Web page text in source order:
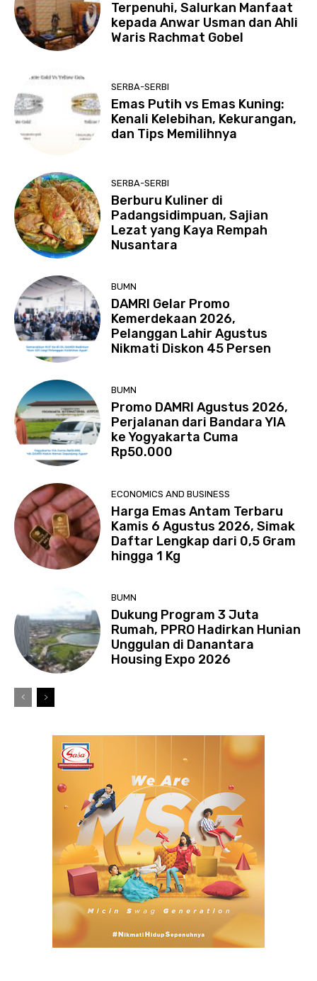
Terpenuhi, Salurkan Manfaat
kepada Anwar Usman dan Ahli
Waris Rachmat Gobel
SERBA-SERBI
Emas Putih vs Emas Kuning:
Kenali Kelebihan, Kekurangan,
dan Tips Memilihnya
SERBA-SERBI
Berburu Kuliner di
Padangsidimpuan, Sajian
Lezat yang Kaya Rempah
Nusantara
BUMN
DAMRI Gelar Promo
Kemerdekaan 2026,
Pelanggan Lahir Agustus
Nikmati Diskon 45 Persen
BUMN
Promo DAMRI Agustus 2026,
Perjalanan dari Bandara YIA
ke Yogyakarta Cuma
Rp50.000
ECONOMICS AND BUSINESS
Harga Emas Antam Terbaru
Kamis 6 Agustus 2026, Simak
Daftar Lengkap dari 0,5 Gram
hingga 1 Kg
BUMN
Dukung Program 3 Juta
Rumah, PPRO Hadirkan Hunian
Unggulan di Danantara
Housing Expo 2026